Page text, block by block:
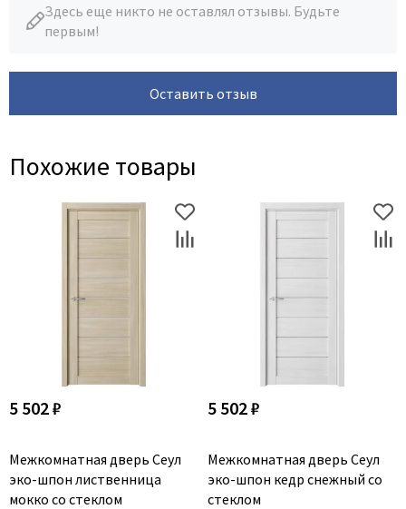
Здесь еще никто не оставлял отзывы. Будьте
первым!
Оставить отзыв
Похожие товары
5 502 ₽
Межкомнатная дверь Сеул
эко-шпон лиственница
мокко со стеклом
5 502 ₽
Межкомнатная дверь Сеул
эко-шпон кедр снежный со
стеклом